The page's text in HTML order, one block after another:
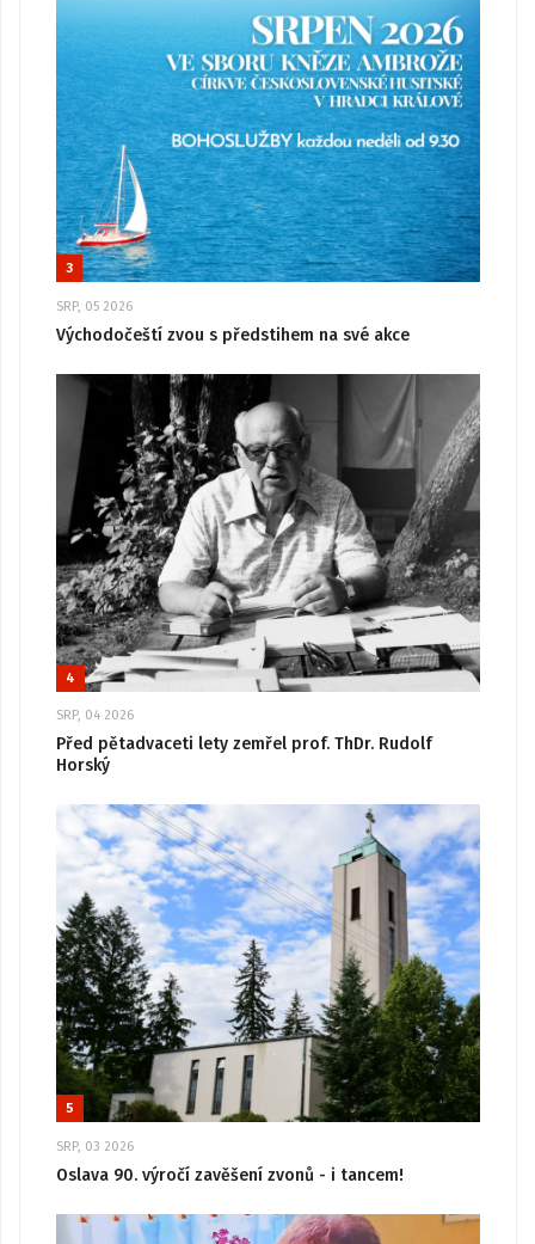
3
SRP, 05 2026
Východočeští zvou s předstihem na své akce
4
SRP, 04 2026
Před pětadvaceti lety zemřel prof. ThDr. Rudolf
Horský
5
SRP, 03 2026
Oslava 90. výročí zavěšení zvonů - i tancem!